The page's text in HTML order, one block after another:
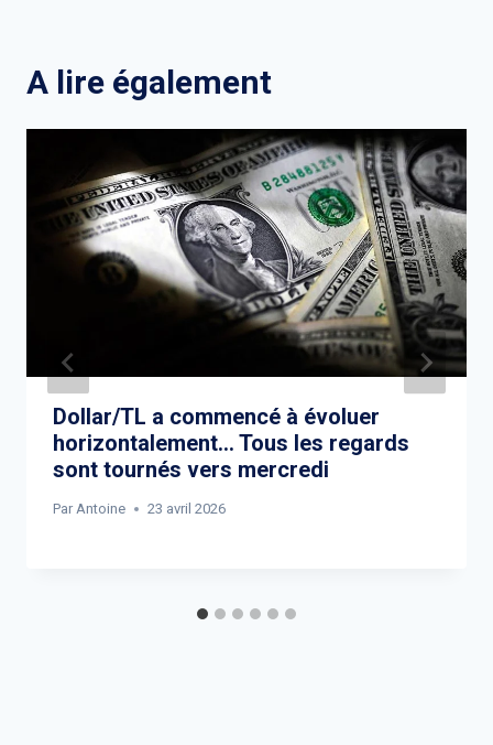
A lire également
Dollar/TL a commencé à évoluer
horizontalement… Tous les regards
sont tournés vers mercredi
Par Antoine 23 avril 2026